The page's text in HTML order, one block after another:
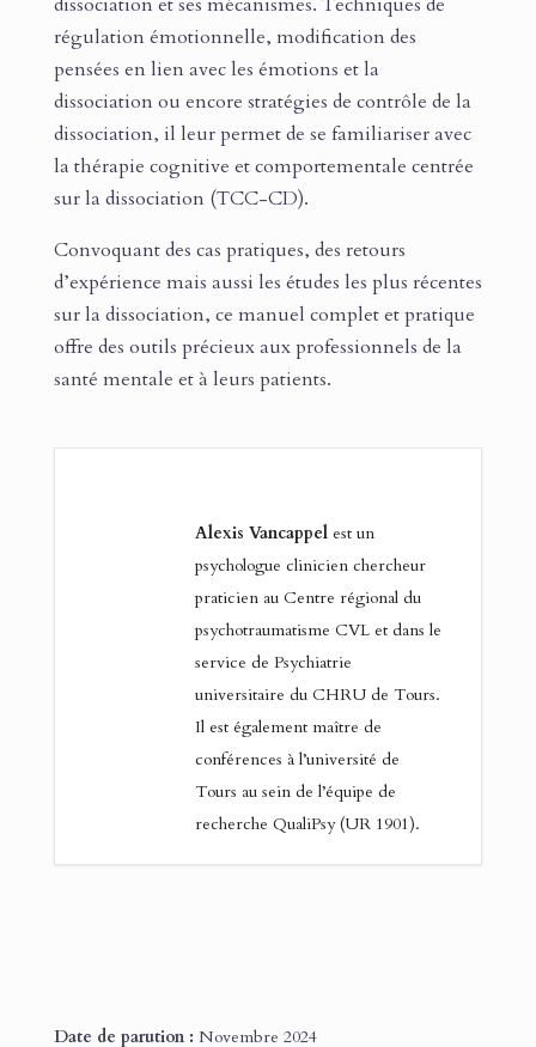
régulation émotionnelle, modification des
pensées en lien avec les émotions et la
dissociation ou encore stratégies de contrôle de la
dissociation, il leur permet de se familiariser avec
la thérapie cognitive et comportementale centrée
sur la dissociation (TCC-CD).
Convoquant des cas pratiques, des retours
d’expérience mais aussi les études les plus récentes
sur la dissociation, ce manuel complet et pratique
offre des outils précieux aux professionnels de la
santé mentale et à leurs patients.
Alexis Vancappelest un
psychologue clinicien chercheur
praticien au Centre régional du
psychotraumatisme CVL et dans le
service de Psychiatrie
universitaire du CHRU de Tours.
Il est également maître de
conférences à l’université de
Tours au sein de l’équipe de
recherche QualiPsy (UR 1901).
Date de parution : Novembre 2024